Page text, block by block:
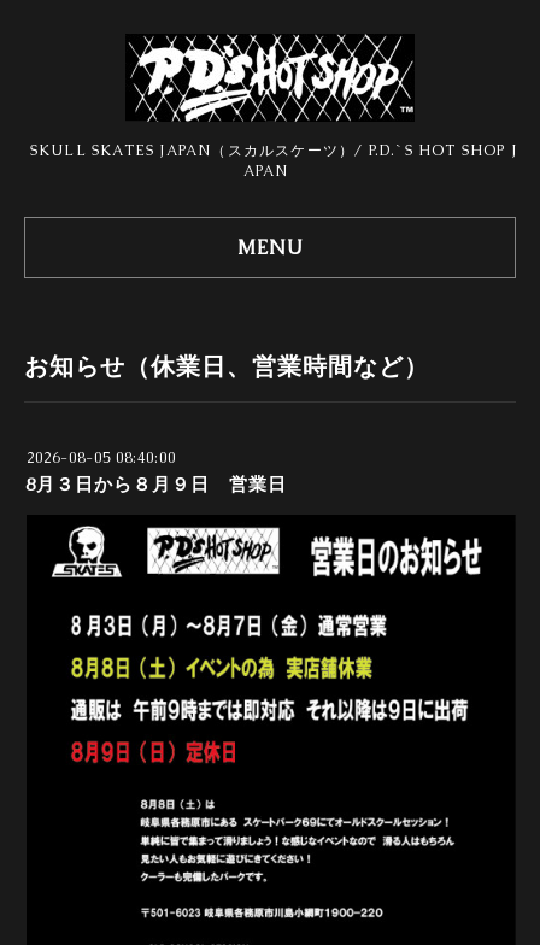
SKULL SKATES JAPAN（スカルスケーツ）/ P.D.`S HOT SHOP J
APAN
MENU
お知らせ（休業日、営業時間など）
2026-08-05 08:40:00
8月３日から８月９日 営業日